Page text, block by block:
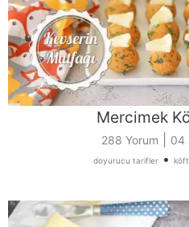
Mercimek
288 Yorum 04
doyurucu tarifler •